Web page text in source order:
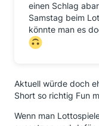
einen Schlag
Samstag beim
könnte man es
Aktuell würde doch
Short so richtig Fun
Wenn man